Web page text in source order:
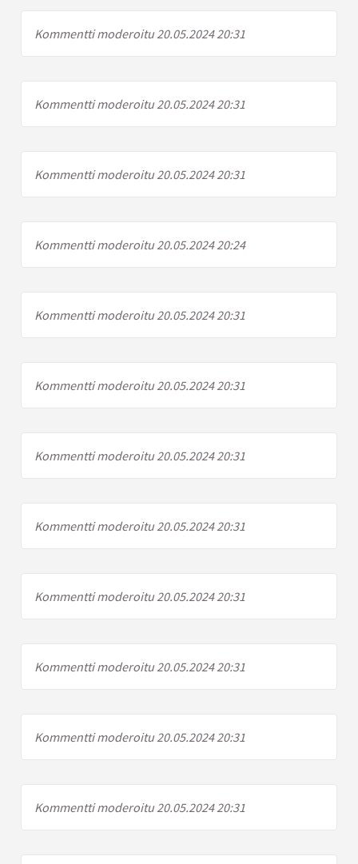
Kommentti moderoitu 20.05.2024 20:31
Kommentti moderoitu 20.05.2024 20:31
Kommentti moderoitu 20.05.2024 20:31
Kommentti moderoitu 20.05.2024 20:24
Kommentti moderoitu 20.05.2024 20:31
Kommentti moderoitu 20.05.2024 20:31
Kommentti moderoitu 20.05.2024 20:31
Kommentti moderoitu 20.05.2024 20:31
Kommentti moderoitu 20.05.2024 20:31
Kommentti moderoitu 20.05.2024 20:31
Kommentti moderoitu 20.05.2024 20:31
Kommentti moderoitu 20.05.2024 20:31